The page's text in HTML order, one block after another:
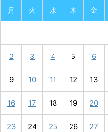
月 火 水 木 金
2 3 4 5 6
9 10 11 12 13
16 17 18 19 20
23 24 25 26 27